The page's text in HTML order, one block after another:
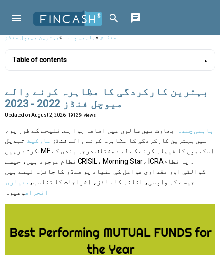
فنکاش»باہمی چندہ»بہترین میوچل فنڈز
Table of contents
بہترین کارکردگی کا مظاہرہ کرنے والے
میوچل فنڈز 2022 - 2023
Updated on August 2, 2026 , 191254 views
باہمی چندہ
بھارت میں سالوں میں اضافہ ہوا ہے. نتیجے کے طور پر،
میں بہترین کارکردگی کا مظاہرہ کرنے والے فنڈز مارکیٹ تبدیل
کرتے رہیں. MF اسکیموں کا فیصلہ کرنے کے لیے مختلف درجہ بندی کے
نظام موجود ہیں، جیسے CRISIL، Morning Star، ICRA۔ یہ نظام
کوالٹی اور مقداری عوامل کی بنیاد پر فنڈز کا جائزہ لیتے ہیں
جیسے کہ واپسی، اثاثہ کا سائز، اخراجات کا تناسب، معیاری
انحرافوغیرہ